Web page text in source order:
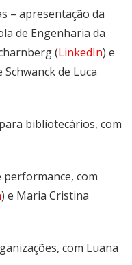
– apresentação da
de Engenharia da
(LinkedIn) e
de Luca
bibliotecários, com
performance, com
) e Maria Cristina
com Luana